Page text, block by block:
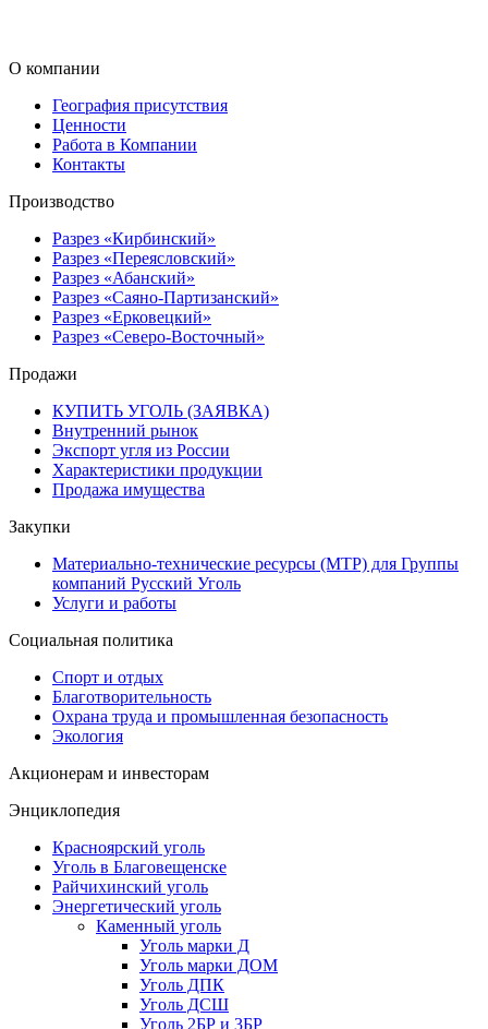
О компании
География присутствия
Ценности
Работа в Компании
Контакты
Производство
Разрез «Кирбинский»
Разрез «Переясловский»
Разрез «Абанский»
Разрез «Саяно-Партизанский»
Разрез «Ерковецкий»
Разрез «Северо-Восточный»
Продажи
КУПИТЬ УГОЛЬ (ЗАЯВКА)
Внутренний рынок
Экспорт угля из России
Характеристики продукции
Продажа имущества
Закупки
Материально-технические ресурсы (МТР) для Группы
компаний Русский Уголь
Услуги и работы
Социальная политика
Спорт и отдых
Благотворительность
Охрана труда и промышленная безопасность
Экология
Акционерам и инвесторам
Энциклопедия
Красноярский уголь
Уголь в Благовещенске
Райчихинский уголь
Энергетический уголь
Каменный уголь
Уголь марки Д
Уголь марки ДОМ
Уголь ДПК
Уголь ДСШ
Уголь 2БР и 3БР